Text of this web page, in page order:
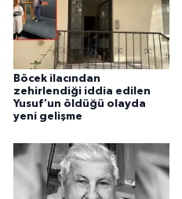
Böcek ilacından
zehirlendiği iddia edilen
Yusuf'un öldüğü olayda
yeni gelişme